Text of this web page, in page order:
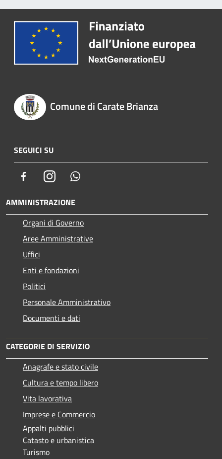
Comune di Carate Brianza
SEGUICI SU
FacebookInstagram
AMMINISTRAZIONE
Organi di Governo
Aree Amministrative
Uffici
Enti e fondazioni
Politici
Personale Amministrativo
Documenti e dati
CATEGORIE DI SERVIZIO
Anagrafe e stato civile
Cultura e tempo libero
Vita lavorativa
Imprese e Commercio
Appalti pubblici
Catasto e urbanistica
Turismo